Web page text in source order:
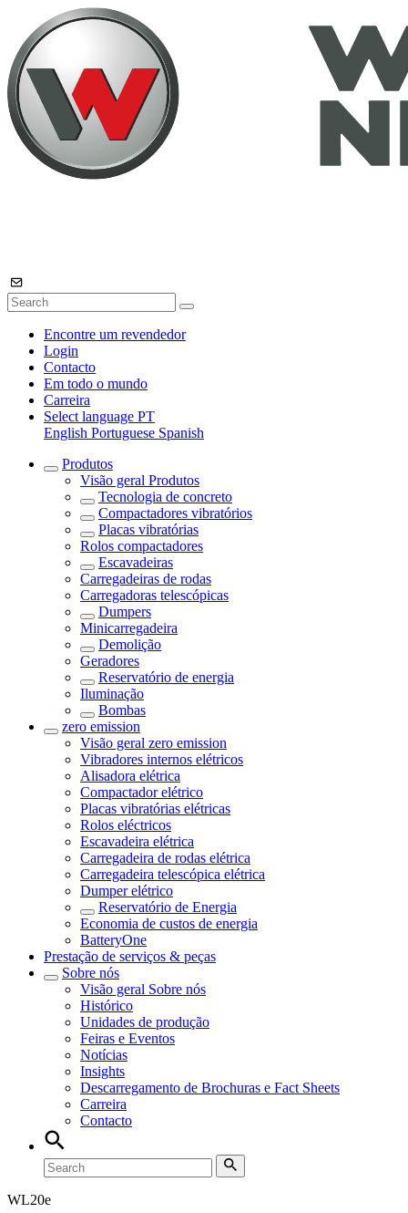
Encontre um revendedor
Login
Contacto
Em todo o mundo
Carreira
Select language PT
English Portuguese Spanish
Produtos
Visão geral Produtos
Tecnologia de concreto
Compactadores vibratórios
Placas vibratórias
Rolos compactadores
Escavadeiras
Carregadeiras de rodas
Carregadoras telescópicas
Dumpers
Minicarregadeira
Demolição
Geradores
Reservatório de energia
Iluminação
Bombas
zero emission
Visão geral zero emission
Vibradores internos elétricos
Alisadora elétrica
Compactador elétrico
Placas vibratórias elétricas
Rolos eléctricos
Escavadeira elétrica
Carregadeira de rodas elétrica
Carregadeira telescópica elétrica
Dumper elétrico
Reservatório de Energia
Economia de custos de energia
BatteryOne
Prestação de serviços & peças
Sobre nós
Visão geral Sobre nós
Histórico
Unidades de produção
Feiras e Eventos
Notícias
Insights
Descarregamento de Brochuras e Fact Sheets
Carreira
Contacto
WL20e